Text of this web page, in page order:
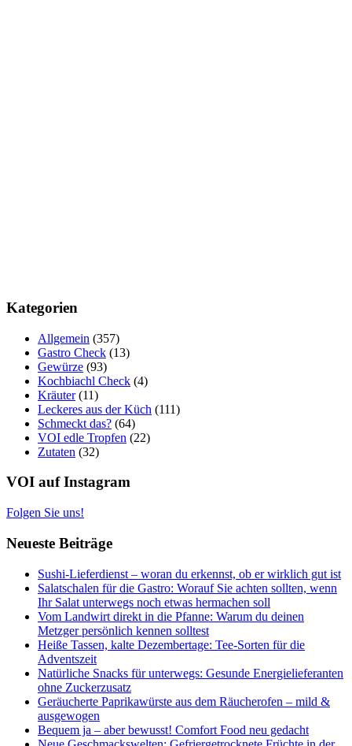
Kategorien
Allgemein (357)
Gastro Check (13)
Gewürze (93)
Kochbiachl Check (4)
Kräuter(11)
Leckeres aus der Küch (111)
Schmeckt das? (64)
VOI edle Tropfen (22)
Zutaten (32)
VOI auf Instagram
Folgen Sie uns!
Neueste Beiträge
Sushi-Lieferdienst – woran du erkennst, ob er wirklich gut ist
Salatschalen für die Gastro: Worauf Sie achten sollten, wenn
Ihr Salat unterwegs noch etwas hermachen soll
Vom Landwirt direkt in die Pfanne: Warum du deinen
Metzger persönlich kennen solltest
Heiße Tassen, kalte Dezembertage: Tee-Sorten für die
Adventszeit
Natürliche Snacks für unterwegs: Gesunde Energielieferanten
ohne Zuckerzusatz
Geräucherte Paprikawürste aus dem Räucherofen – mild &
ausgewogen
Bequem ja – aber bewusst! Comfort Food neu gedacht